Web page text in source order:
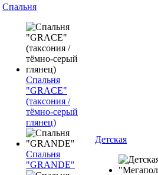
Спальня
Спальня
"GRACE"
(таксония /
тёмно-серый
глянец)
Спальня
"GRANDE"
Детская